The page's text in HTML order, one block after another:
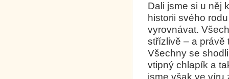
Dali jsme si u něj
historii svého
vyrovnávat.
střízlivě – a právě
Všechny se
vtipný chlapík a